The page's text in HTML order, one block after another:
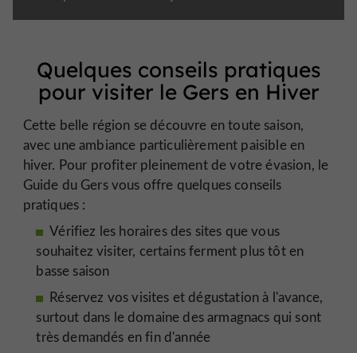
Quelques conseils pratiques
pour visiter le Gers en Hiver
Cette belle région se découvre en toute saison,
avec une ambiance particulièrement paisible en
hiver. Pour profiter pleinement de votre évasion, le
Guide du Gers vous offre quelques conseils
pratiques :
Vérifiez les horaires des sites que vous
souhaitez visiter, certains ferment plus tôt en
basse saison
Réservez vos visites et dégustation à l'avance,
surtout dans le domaine des armagnacs qui sont
très demandés en fin d'année